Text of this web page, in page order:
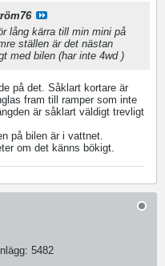
lång kärra till min mini på
ställen är det nästan
med bilen (har inte 4wd )
på det. Såklart kortare är
fram till ramper som inte
är såklart väldigt trevligt
på bilen är i vattnet.
om det känns bökigt.
Inlägg: 5482